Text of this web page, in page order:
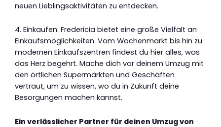
neuen Lieblingsaktivitäten zu entdecken.
4. Einkaufen: Fredericia bietet eine große Vielfalt an
Einkaufsmöglichkeiten. Vom Wochenmarkt bis hin zu
modernen Einkaufszentren findest du hier alles, was
das Herz begehrt. Mache dich vor deinem Umzug mit
den örtlichen Supermärkten und Geschäften
vertraut, um zu wissen, wo du in Zukunft deine
Besorgungen machen kannst.
Ein verlässlicher Partner für deinen Umzug von